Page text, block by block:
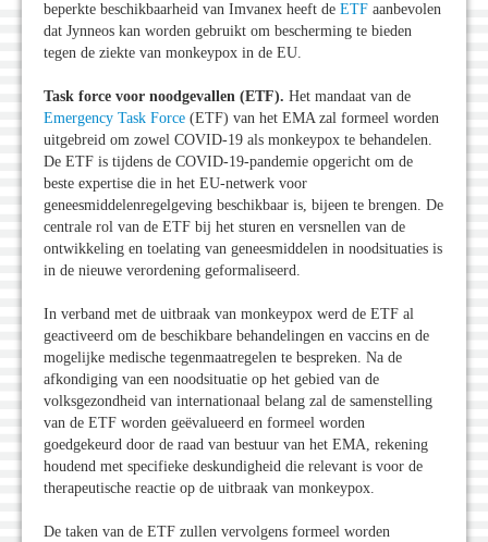
beperkte beschikbaarheid van Imvanex heeft de ETF aanbevolen
dat Jynneos kan worden gebruikt om bescherming te bieden
tegen de ziekte van monkeypox in de EU.
Task force voor noodgevallen (ETF). Het mandaat van de
Emergency Task Force (ETF) van het EMA zal formeel worden
uitgebreid om zowel COVID-19 als monkeypox te behandelen.
De ETF is tijdens de COVID-19-pandemie opgericht om de
beste expertise die in het EU-netwerk voor
geneesmiddelenregelgeving beschikbaar is, bijeen te brengen. De
centrale rol van de ETF bij het sturen en versnellen van de
ontwikkeling en toelating van geneesmiddelen in noodsituaties is
in de nieuwe verordening geformaliseerd.
In verband met de uitbraak van monkeypox werd de ETF al
geactiveerd om de beschikbare behandelingen en vaccins en de
mogelijke medische tegenmaatregelen te bespreken. Na de
afkondiging van een noodsituatie op het gebied van de
volksgezondheid van internationaal belang zal de samenstelling
van de ETF worden geëvalueerd en formeel worden
goedgekeurd door de raad van bestuur van het EMA, rekening
houdend met specifieke deskundigheid die relevant is voor de
therapeutische reactie op de uitbraak van monkeypox.
De taken van de ETF zullen vervolgens formeel worden